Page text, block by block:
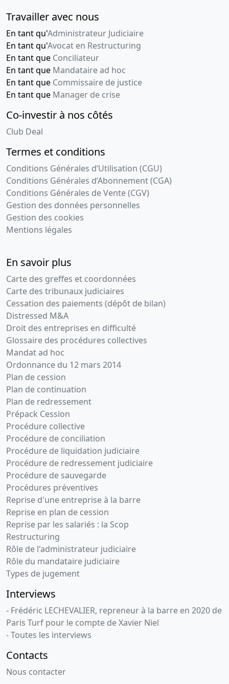
Travailler avec nous
En tant qu'Administrateur Judiciaire
En tant qu'Avocat en Restructuring
En tant que Conciliateur
En tant que Mandataire ad hoc
En tant que Commissaire de justice
En tant que Manager de crise
Co-investir à nos côtés
Club Deal
Termes et conditions
Conditions Générales d’Utilisation (CGU)
Conditions Générales d’Abonnement (CGA)
Conditions Générales de Vente (CGV)
Gestion des données personnelles
Gestion des cookies
Mentions légales
En savoir plus
Carte des greffes et coordonnées
Carte des tribunaux judiciaires
Cessation des paiements (dépôt de bilan)
Distressed M&A
Droit des entreprises en difficulté
Glossaire des procédures collectives
Mandat ad hoc
Ordonnance du 12 mars 2014
Plan de cession
Plan de continuation
Plan de redressement
Prépack Cession
Procédure collective
Procédure de conciliation
Procédure de liquidation judiciaire
Procédure de redressement judiciaire
Procédure de sauvegarde
Procédures préventives
Reprise d'une entreprise à la barre
Reprise en plan de cession
Reprise par les salariés : la Scop
Restructuring
Rôle de l'administrateur judiciaire
Rôle du mandataire judiciaire
Types de jugement
Interviews
- Frédéric LECHEVALIER, repreneur à la barre en 2020 de
Paris Turf pour le compte de Xavier Niel
- Toutes les interviews
Contacts
Nous contacter